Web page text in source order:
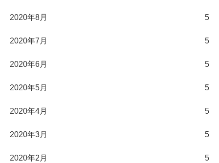
2020年8月 5
2020年7月 5
2020年6月 5
2020年5月 5
2020年4月 5
2020年3月 5
2020年2月 5